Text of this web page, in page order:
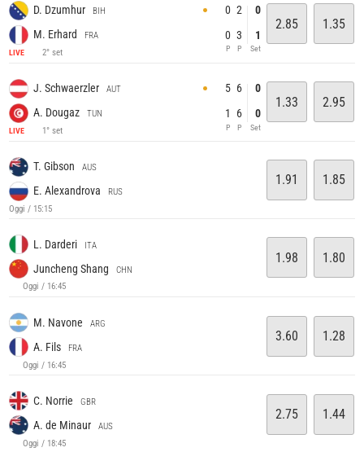
D. Dzumhur BIH
M. Erhard FRA
LIVE 2° set
0
0
P
2
3
P
0
1
Set
2.85 1.35
J. Schwaerzler AUT
A. Dougaz TUN
LIVE 1° set
5
1
P
6
6
P
0
0
Set
1.33 2.95
T. Gibson AUS
E. Alexandrova
RUS
Oggi / 15:15
1.91 1.85
L. Darderi ITA
Juncheng Shang
CHN
Oggi / 16:45
1.98 1.80
M. Navone ARG
A. Fils
FRA
Oggi / 16:45
3.60 1.28
C. Norrie GBR
A. de Minaur
AUS
Oggi / 18:45
2.75 1.44